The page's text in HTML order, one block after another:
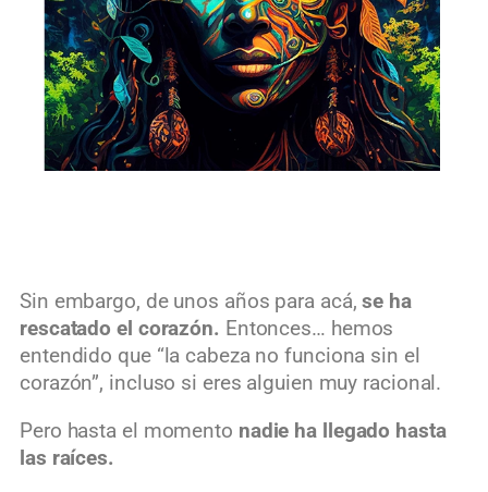
Sin embargo, de unos años para acá,se ha
rescatado el corazón. Entonces… hemos
entendido que “la cabeza no funciona sin el
corazón”, incluso si eres alguien muy racional.
Pero hasta el momento nadie ha llegado hasta
las raíces.